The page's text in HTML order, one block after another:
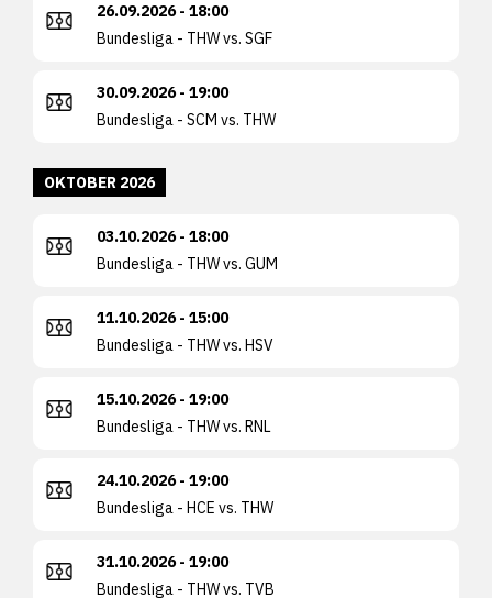
26.09.2026 - 18:00
Bundesliga - THW vs. SGF
30.09.2026 - 19:00
Bundesliga - SCM vs. THW
OKTOBER 2026
03.10.2026 - 18:00
Bundesliga - THW vs. GUM
11.10.2026 - 15:00
Bundesliga - THW vs. HSV
15.10.2026 - 19:00
Bundesliga - THW vs. RNL
24.10.2026 - 19:00
Bundesliga - HCE vs. THW
31.10.2026 - 19:00
Bundesliga - THW vs. TVB